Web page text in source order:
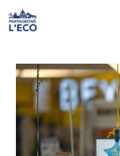
Aller
au